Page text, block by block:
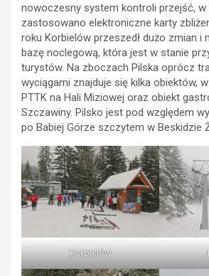
nowoczesny system kontroli przejść, w
zastosowano elektroniczne karty
roku Korbielów przeszedł dużo zmian i
bazę noclegową, która jest w stanie
turystów. Na zboczach Pilska oprócz
wyciągami znajduje się kilka obiektów,
PTTK na Hali Miziowej oraz obiekt
Szczawiny. Pilsko jest pod względem
po Babiej Górze szczytem w Beskidzie
Korbielów